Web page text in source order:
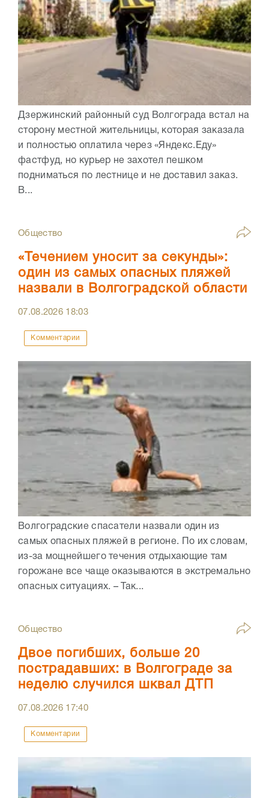
Дзержинский районный суд Волгограда встал на
сторону местной жительницы, которая заказала
и полностью оплатила через «Яндекс.Еду»
фастфуд, но курьер не захотел пешком
подниматься по лестнице и не доставил заказ.
В...
Общество
«Течением уносит за секунды»:
один из самых опасных пляжей
назвали в Волгоградской области
07.08.2026 18:03
Комментарии
Волгоградские спасатели назвали один из
самых опасных пляжей в регионе. По их словам,
из-за мощнейшего течения отдыхающие там
горожане все чаще оказываются в экстремально
опасных ситуациях. – Так...
Общество
Двое погибших, больше 20
пострадавших: в Волгограде за
неделю случился шквал ДТП
07.08.2026 17:40
Комментарии